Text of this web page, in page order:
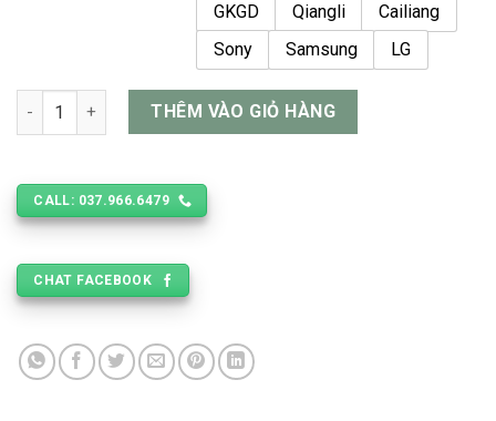
GKGD
Qiangli
Cailiang
Sony
Samsung LG
Màn Hình LED P2 Ngoài Trời (Outdoor) số lượng
THÊM VÀO GIỎ HÀNG
CALL: 037.966.6479
CHAT FACEBOOK